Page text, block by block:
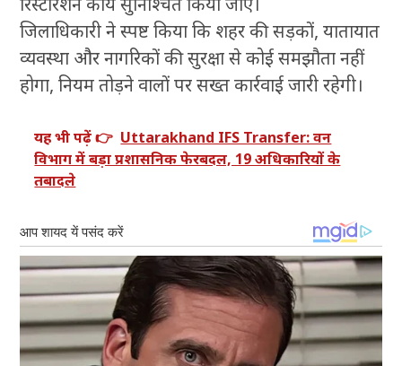
जिलाधिकारी ने स्पष्ट किया कि शहर की सड़कों, यातायात
व्यवस्था और नागरिकों की सुरक्षा से कोई समझौता नहीं
होगा, नियम तोड़ने वालों पर सख्त कार्रवाई जारी रहेगी।
यह भी पढ़ें 👉 Uttarakhand IFS Transfer: वन
विभाग में बड़ा प्रशासनिक फेरबदल, 19 अधिकारियों के
तबादले